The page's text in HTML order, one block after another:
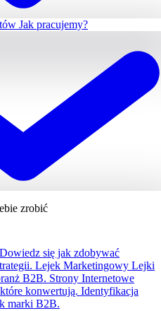
Jak pracujemy?
zrobić
Dowiedz się jak zdobywać
Lejek Marketingowy Lejki
B2B. Strony Internetowe
konwertują. Identyfikacja
marki B2B.